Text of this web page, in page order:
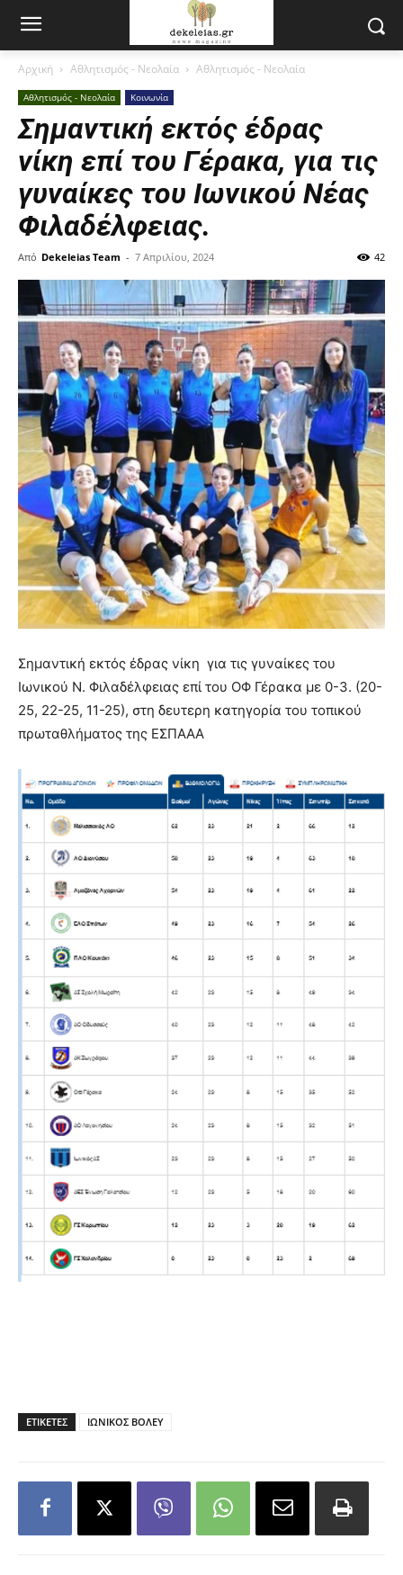
Αρχική Αθλητισμός - Νεολαία Αθλητισμός - Νεολαία
Αθλητισμός - Νεολαία Κοινωνία
Σημαντική εκτός έδρας
νίκη επί του Γέρακα, για τις
γυναίκες του Ιωνικού Νέας
Φιλαδέλφειας.
Από Dekeleias Team - 7 Απριλίου, 2024 42
Σημαντική εκτός έδρας νίκη για τις γυναίκες του
Ιωνικού Ν. Φιλαδέλφειας επί του ΟΦ Γέρακα με 0-3. (20-
25, 22-25, 11-25), στη δευτερη κατηγορία του τοπικού
πρωταθλήματος της ΕΣΠΑΑΑ
ΕΤΙΚΕΤΕΣ ΙΩΝΙΚΟΣ ΒΟΛΕΥ